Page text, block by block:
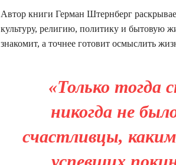
Автор книги Герман Штернберг
культуру, религию, политику и бытовую
знакомит, а точнее готовит осмыслить
«Только тогда
никогда не
счастливцы,